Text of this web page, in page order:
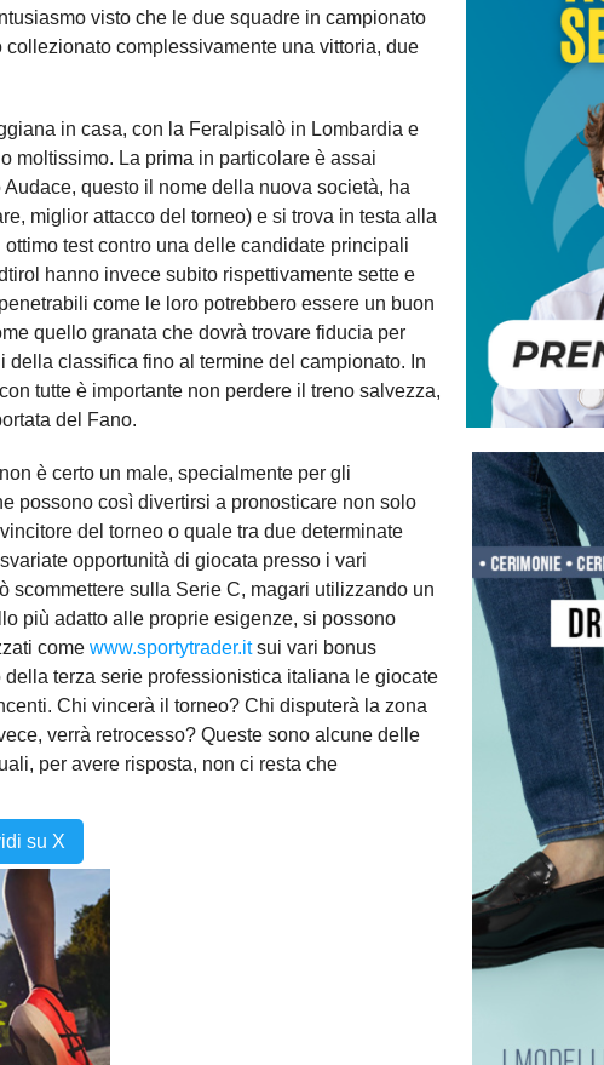
visto che le due squadre in campionato
complessivamente una vittoria, due
in casa, con la Feralpisalò in Lombardia e
moltissimo. La prima in particolare è assai
questo il nome della nuova società, ha
miglior attacco del torneo) e si trova in testa alla
test contro una delle candidate principali
hanno invece subito rispettivamente sette e
come le loro potrebbero essere un buon
quello granata che dovrà trovare fiducia per
classifica fino al termine del campionato. In
tutte è importante non perdere il treno salvezza,
del Fano.
è certo un male, specialmente per gli
possono così divertirsi a pronosticare non solo
del torneo o quale tra due determinate
opportunità di giocata presso i vari
scommettere sulla Serie C, magari utilizzando un
più adatto alle proprie esigenze, si possono
come www.sportytrader.itsui vari bonus
terza serie professionistica italiana le giocate
Chi vincerà il torneo? Chi disputerà la zona
verrà retrocesso? Queste sono alcune delle
per avere risposta, non ci resta che
su X